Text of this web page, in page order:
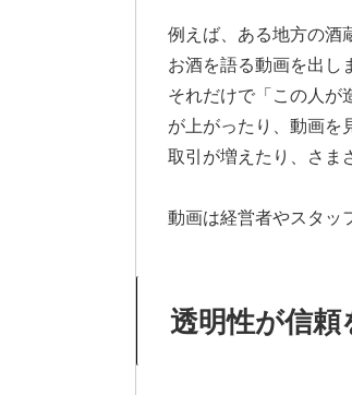
例えば、ある地方の酒
お酒を語る動画を出し
それだけで「この人が
が上がったり、動画を
取引が増えたり、さま
動画は経営者やスタッ
透明性が信頼